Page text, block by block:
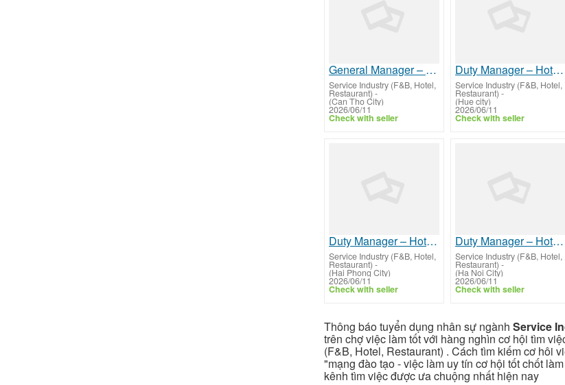
General Manager – Hotel Pre-Opening & Set-Up
Service Industry (F&B, Hotel,
Restaurant) -
(Can Tho City)
2026/06/11
Check with seller
Duty Manager – Hotel Operations & Guest Experience
Service Industry (F&B, Hotel,
Restaurant) -
(Hue city)
2026/06/11
Check with seller
Duty Manager – Hotel Operations & Guest Experience
Service Industry (F&B, Hotel,
Restaurant) -
(Hai Phong City)
2026/06/11
Check with seller
Duty Manager – Hotel Operations & Guest Experience
Service Industry (F&B, Hotel,
Restaurant) -
(Ha Noi City)
2026/06/11
Check with seller
Thông báo tuyển dụng nhân sự ngành Service
trên chợ việc làm tốt với hàng nghìn cơ hội tìm
(F&B, Hotel, Restaurant) . Cách tìm kiếm cơ hôi
"mạng đào tạo - việc làm uy tín cơ hội tốt chốt
kênh tìm việc được ưa chuộng nhất hiện nay